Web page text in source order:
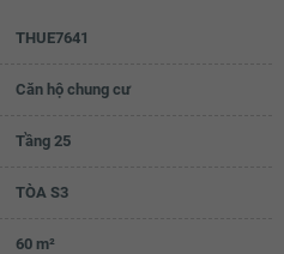
THUE7641
Căn hộ chung cư
Tầng 25
TÒA S3
60 m²